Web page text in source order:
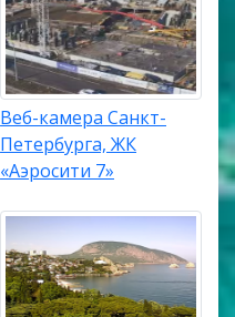
Веб-камера Санкт-
Петербурга, ЖК
«Аэросити 7»